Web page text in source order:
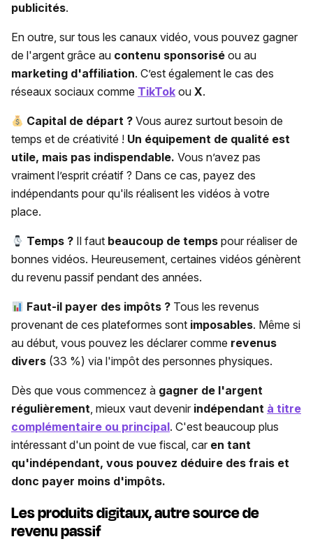
publicités.
En outre, sur tous les canaux vidéo, vous pouvez gagner
de l'argent grâce au contenu sponsorisé ou au
marketing d'affiliation. C’est également le cas des
réseaux sociaux comme TikTok ou X.
Capital de départ ? Vous aurez surtout besoin de
temps et de créativité ! Un équipement de qualité est
utile, mais pas indispendable. Vous n’avez pas
vraiment l’esprit créatif ? Dans ce cas, payez des
indépendants pour qu'ils réalisent les vidéos à votre
place.
Temps ? Il faut beaucoup de temps pour réaliser de
bonnes vidéos. Heureusement, certaines vidéos génèrent
du revenu passif pendant des années.
Faut-il payer des impôts ? Tous les revenus
provenant de ces plateformes sont imposables. Même si
au début, vous pouvez les déclarer comme revenus
divers (33 %) via l'impôt des personnes physiques.
Dès que vous commencez à gagner de l'argent
régulièrement, mieux vaut devenir indépendant à titre
complémentaire ou principal. C'est beaucoup plus
intéressant d'un point de vue fiscal, car en tant
qu'indépendant, vous pouvez déduire des frais et
donc payer moins d'impôts.
Les produits digitaux, autre source de
revenu passif